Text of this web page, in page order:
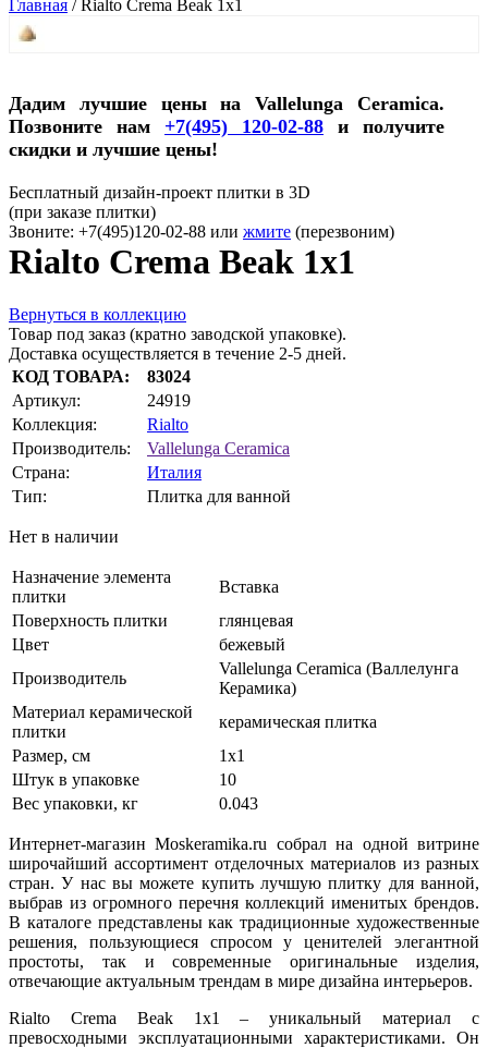
Главная /Rialto Crema Beak 1x1
Дадим лучшие цены на Vallelunga Ceramica.
Позвоните нам +7(495) 120-02-88 и получите
скидки и лучшие цены!
Бесплатный дизайн-проект плитки в 3D
(при заказе плитки)
Звоните: +7(495)120-02-88 или жмите (перезвоним)
Rialto Crema Beak 1x1
Вернуться в коллекцию
Товар под заказ (кратно заводской упаковке).
Доставка осуществляется в течение 2-5 дней.
КОД ТОВАРА:
83024
Артикул:
24919
Коллекция:
Rialto
Производитель:
Vallelunga Ceramica
Страна:
Италия
Тип:
Плитка для ванной
Нет в наличии
Назначение элемента
плитки
Вставка
Поверхность плитки
глянцевая
Цвет
бежевый
Производитель
Vallelunga Ceramica (Валлелунга
Керамика)
Материал керамической
плитки
керамическая плитка
Размер, см
1x1
Штук в упаковке
10
Вес упаковки, кг
0.043
Интернет-магазин Moskeramika.ru собрал на одной витрине
широчайший ассортимент отделочных материалов из разных
стран. У нас вы можете купить лучшую плитку для ванной,
выбрав из огромного перечня коллекций именитых брендов.
В каталоге представлены как традиционные художественные
решения, пользующиеся спросом у ценителей элегантной
простоты, так и современные оригинальные изделия,
отвечающие актуальным трендам в мире дизайна интерьеров.
Rialto Crema Beak 1x1 – уникальный материал с
превосходными эксплуатационными характеристиками. Он